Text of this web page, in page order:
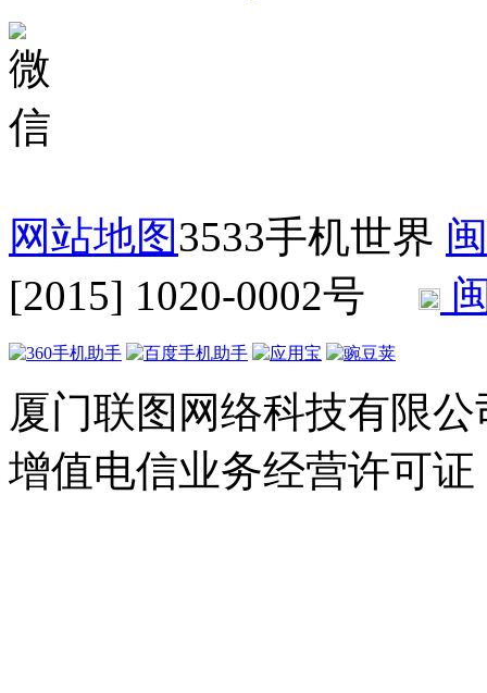
网站地图3533手机世界
[2015] 1020-0002号
厦门联图网络科技有限公
增值电信业务经营许可证